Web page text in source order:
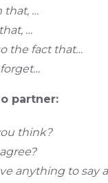
…
…
the fact that…
partner:
think?
anything to say